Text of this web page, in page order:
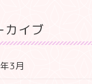
カイブ
3月